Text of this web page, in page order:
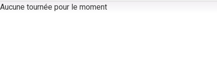
Aucune tournée pour le moment